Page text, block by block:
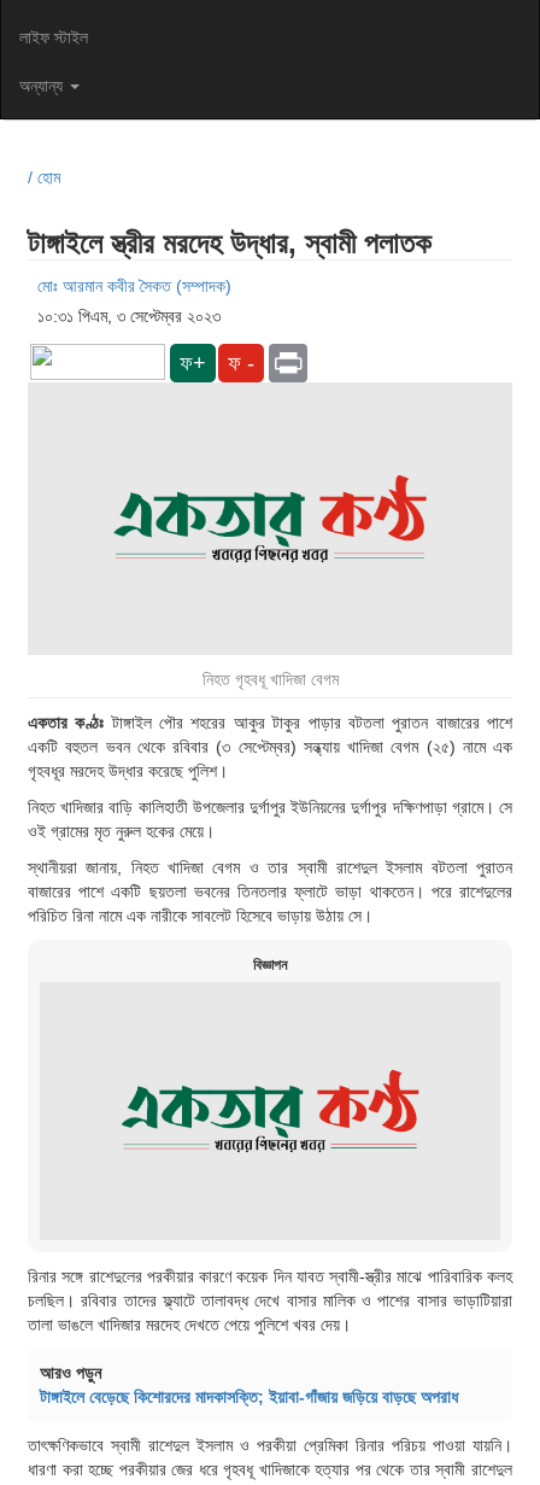
লাইফ স্টাইল
অন্যান্য
/ হোম
টাঙ্গাইলে স্ত্রীর মরদেহ উদ্ধার, স্বামী পলাতক
মোঃ আরমান কবীর সৈকত (সম্পাদক)
১০:৩১ পিএম, ৩ সেপ্টেম্বর ২০২৩
ফ+ ফ -
নিহত গৃহবধূ খাদিজা বেগম
একতার কণ্ঠঃ টাঙ্গাইল পৌর শহরের আকুর টাকুর পাড়ার বটতলা পুরাতন বাজারের পাশে
একটি বহুতল ভবন থেকে রবিবার (৩ সেপ্টেম্বর) সন্ধ্যায় খাদিজা বেগম (২৫) নামে এক
গৃহবধূর মরদেহ উদ্ধার করেছে পুলিশ।
নিহত খাদিজার বাড়ি কালিহাতী উপজেলার দুর্গাপুর ইউনিয়নের দুর্গাপুর দক্ষিণপাড়া গ্রামে। সে
ওই গ্রামের মৃত নুরুল হকের মেয়ে।
স্থানীয়রা জানায়, নিহত খাদিজা বেগম ও তার স্বামী রাশেদুল ইসলাম বটতলা পুরাতন
বাজারের পাশে একটি ছয়তলা ভবনের তিনতলার ফ্লাটে ভাড়া থাকতেন। পরে রাশেদুলের
পরিচিত রিনা নামে এক নারীকে সাবলেট হিসেবে ভাড়ায় উঠায় সে।
বিজ্ঞাপন
রিনার সঙ্গে রাশেদুলের পরকীয়ার কারণে কয়েক দিন যাবত স্বামী-স্ত্রীর মাঝে পারিবারিক কলহ
চলছিল। রবিবার তাদের ফ্ল্যাটে তালাবদ্ধ দেখে বাসার মালিক ও পাশের বাসার ভাড়াটিয়ারা
তালা ভাঙলে খাদিজার মরদেহ দেখতে পেয়ে পুলিশে খবর দেয়।
আরও পড়ুন
টাঙ্গাইলে বেড়েছে কিশোরদের মাদকাসক্তি; ইয়াবা-গাঁজায় জড়িয়ে বাড়ছে অপরাধ
তাৎক্ষণিকভাবে স্বামী রাশেদুল ইসলাম ও পরকীয়া প্রেমিকা রিনার পরিচয় পাওয়া যায়নি।
ধারণা করা হচ্ছে পরকীয়ার জের ধরে গৃহবধূ খাদিজাকে হত্যার পর থেকে তার স্বামী রাশেদুল